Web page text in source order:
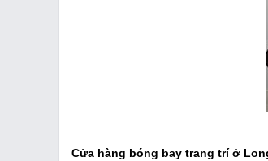
Cửa hàng bóng bay trang trí ở